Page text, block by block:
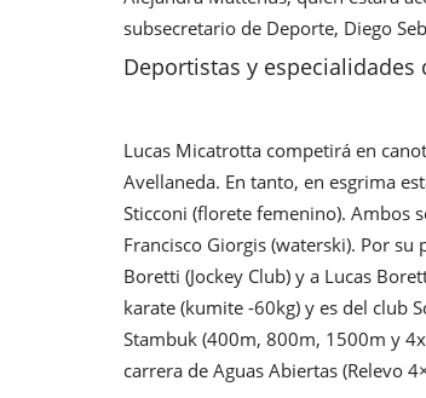
subsecretario de Deporte, Diego
Deportistas y
Lucas Micatrotta competirá en
Avellaneda. En tanto, en esgrima
Sticconi (florete femenino). Ambos
Francisco Giorgis (waterski). Por
Boretti (Jockey Club) y a Lucas
karate (kumite -60kg) y es del club
Stambuk (400m, 800m, 1500m y
carrera de Aguas Abiertas (Relevo